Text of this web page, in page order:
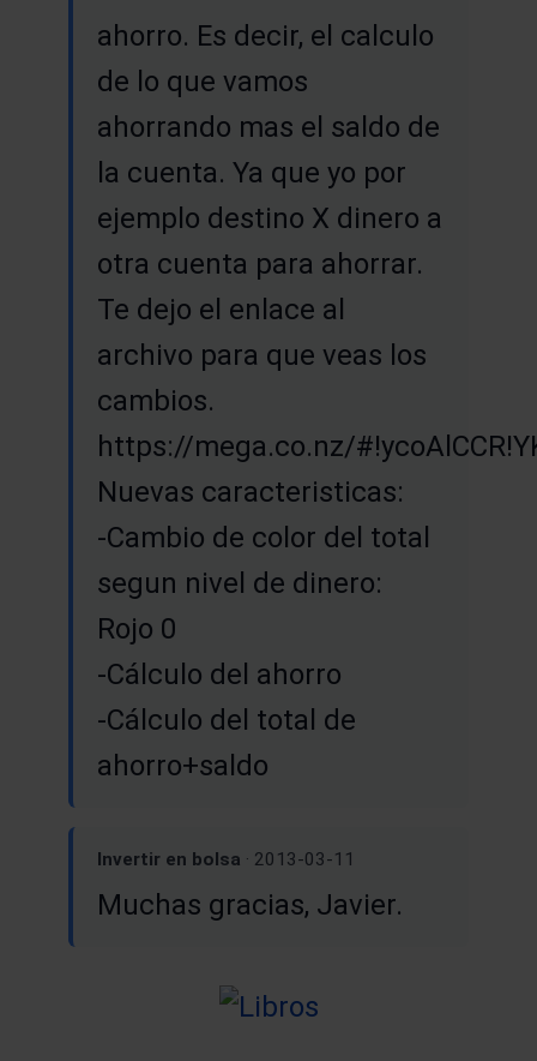
ahorro. Es decir, el calculo
de lo que vamos
ahorrando mas el saldo de
la cuenta. Ya que yo por
ejemplo destino X dinero a
otra cuenta para ahorrar.
Te dejo el enlace al
archivo para que veas los
cambios.
https://mega.co.nz/
Nuevas caracteristicas:
-Cambio de color del total
segun nivel de dinero:
Rojo 0
-Cálculo del ahorro
-Cálculo del total de
ahorro+saldo
Invertir en bolsa · 2013-03-11
Muchas gracias, Javier.